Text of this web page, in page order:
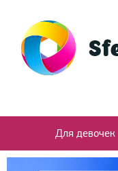
Для девочек